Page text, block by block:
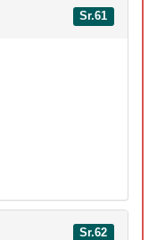
Sr.61
Sr.62